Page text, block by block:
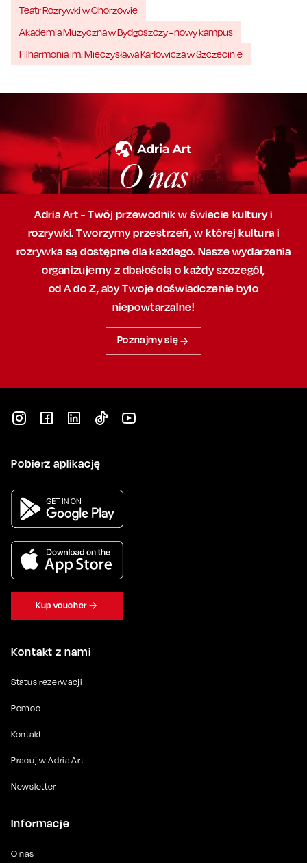
Teatr Rozrywki w Chorzowie
Akademia Muzyczna w Bydgoszczy - nowy kampus
Filharmonia im. Mieczysława Karłowicza w Szczecinie
O nas
Adria Art - Twój przewodnik w świecie kultury i
rozrywki. Tworzymy przestrzeń,w której kultura i
rozrywka są dostępne dla każdego. Nasze wydarzenia
organizujemy z dbałością o każdy szczegół,
od A do Z, abyTwoje doświadczenie było
niepowtarzalne!
Poznajmy się
Kontakt z nami
Status rezerwacji
Pomoc
Kontakt
Pracuj w Adria Art
Newsletter
Informacje
O nas
Pobierz aplikację
Kup voucher